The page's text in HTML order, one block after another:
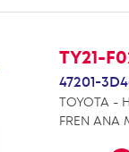
TY21-
47201-
TOYOTA -
FREN ANA